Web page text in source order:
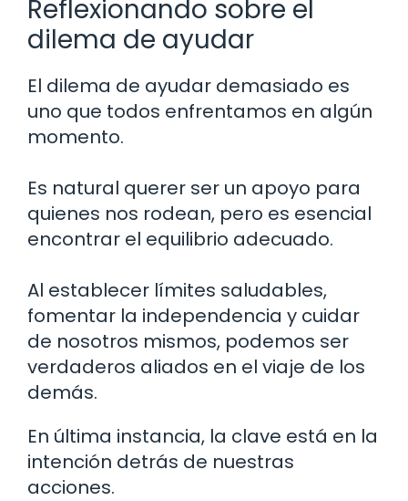
Reflexionando sobre el
dilema de ayudar
El dilema de ayudar demasiado es
uno que todos enfrentamos en algún
momento.
Es natural querer ser un apoyo para
quienes nos rodean, pero es esencial
encontrar el equilibrio adecuado.
Al establecer límites saludables,
fomentar la independencia y cuidar
de nosotros mismos, podemos ser
verdaderos aliados en el viaje de los
demás.
En última instancia, la clave está en la
intención detrás de nuestras
acciones.